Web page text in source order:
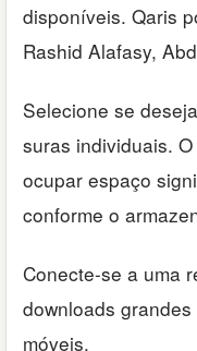
disponíveis. Qaris
Rashid Alafasy,
Selecione se
suras individuais.
ocupar espaço
conforme o
Conecte-se a uma
downloads
móveis.